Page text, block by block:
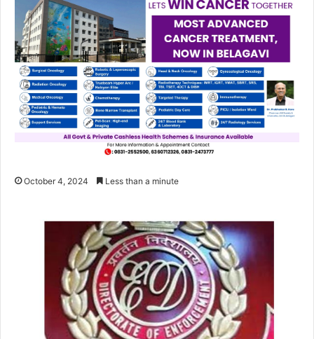
October 4, 2024 Less than a minute